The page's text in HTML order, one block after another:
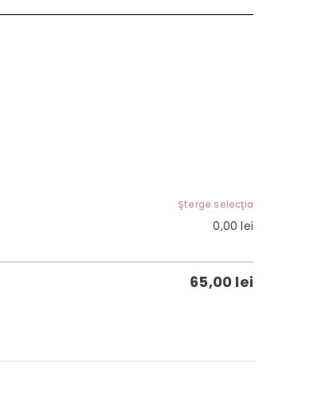
Şterge selecţia
0,00lei
65,00 lei